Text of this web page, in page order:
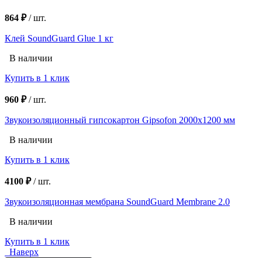
864 ₽/шт.
Клей SoundGuard Glue 1 кг
В наличии
Купить в 1 клик
960 ₽/шт.
Звукоизоляционный гипсокартон Gipsofon 2000х1200 мм
В наличии
Купить в 1 клик
4100 ₽/шт.
Звукоизоляционная мембрана SoundGuard Membrane 2.0
В наличии
Купить в 1 клик
Наверх